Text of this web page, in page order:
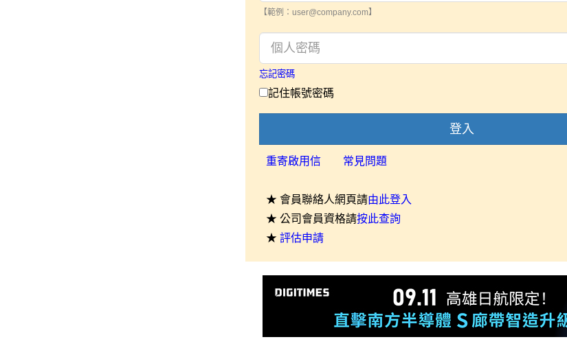
【範例：user@company.com】
忘記密碼
記住帳號密碼
登入
重寄啟用信 常見問題
★ 會員聯絡人網頁請由此登入
★ 公司會員資格請按此查詢
★ 評估申請